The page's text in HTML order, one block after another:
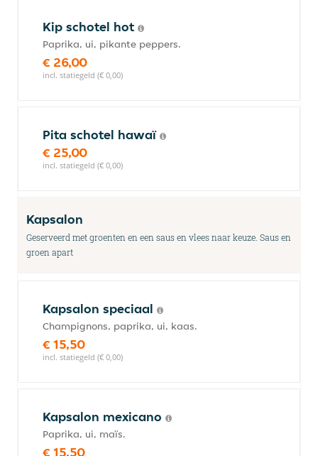
Kip schotel hot
Paprika, ui, pikante peppers.
€ 26,00
incl. statiegeld (€ 0,00)
Pita schotel hawaï
€ 25,00
incl. statiegeld (€ 0,00)
Kapsalon
Geserveerd met groenten en een saus en vlees naar keuze. Saus en
groen apart
Kapsalon speciaal
Champignons, paprika, ui, kaas.
€ 15,50
incl. statiegeld (€ 0,00)
Kapsalon mexicano
Paprika, ui, maïs.
€ 15,50